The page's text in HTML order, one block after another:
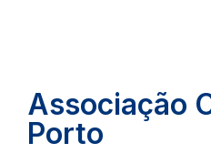
Associação
Porto